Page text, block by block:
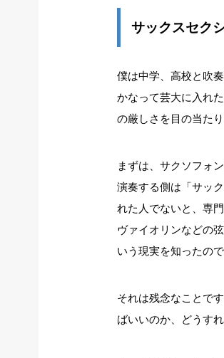
サックスセク
僕は中学、高校と吹
かなって芸大に入れ
の厳しさを目の当た
まずは、サクソフォ
演奏する側は「サッ
れた人でないと、専
ヴァイオリンなどの
いう現実を知ったので
それは残念なことで
ばいいのか、どうす